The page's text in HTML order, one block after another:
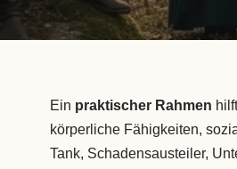
Ein praktischer Rahmen
körperliche Fähigkeiten,
Tank, Schadensausteiler,